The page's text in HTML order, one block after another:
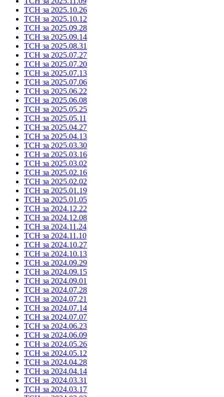
ТСН за 2025.10.26
ТСН за 2025.10.12
ТСН за 2025.09.28
ТСН за 2025.09.14
ТСН за 2025.08.31
ТСН за 2025.07.27
ТСН за 2025.07.20
ТСН за 2025.07.13
ТСН за 2025.07.06
ТСН за 2025.06.22
ТСН за 2025.06.08
ТСН за 2025.05.25
ТСН за 2025.05.11
ТСН за 2025.04.27
ТСН за 2025.04.13
ТСН за 2025.03.30
ТСН за 2025.03.16
ТСН за 2025.03.02
ТСН за 2025.02.16
ТСН за 2025.02.02
ТСН за 2025.01.19
ТСН за 2025.01.05
ТСН за 2024.12.22
ТСН за 2024.12.08
ТСН за 2024.11.24
ТСН за 2024.11.10
ТСН за 2024.10.27
ТСН за 2024.10.13
ТСН за 2024.09.29
ТСН за 2024.09.15
ТСН за 2024.09.01
ТСН за 2024.07.28
ТСН за 2024.07.21
ТСН за 2024.07.14
ТСН за 2024.07.07
ТСН за 2024.06.23
ТСН за 2024.06.09
ТСН за 2024.05.26
ТСН за 2024.05.12
ТСН за 2024.04.28
ТСН за 2024.04.14
ТСН за 2024.03.31
ТСН за 2024.03.17